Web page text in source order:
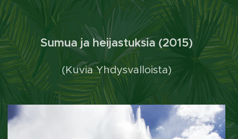
Sumua ja heijastuksia (2015)
(Kuvia Yhdysvalloista)